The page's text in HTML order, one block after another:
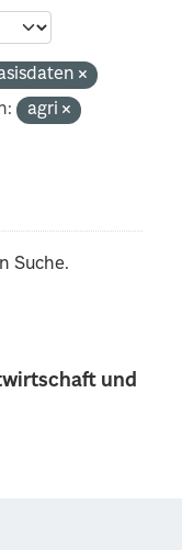
und
agri
Suche.